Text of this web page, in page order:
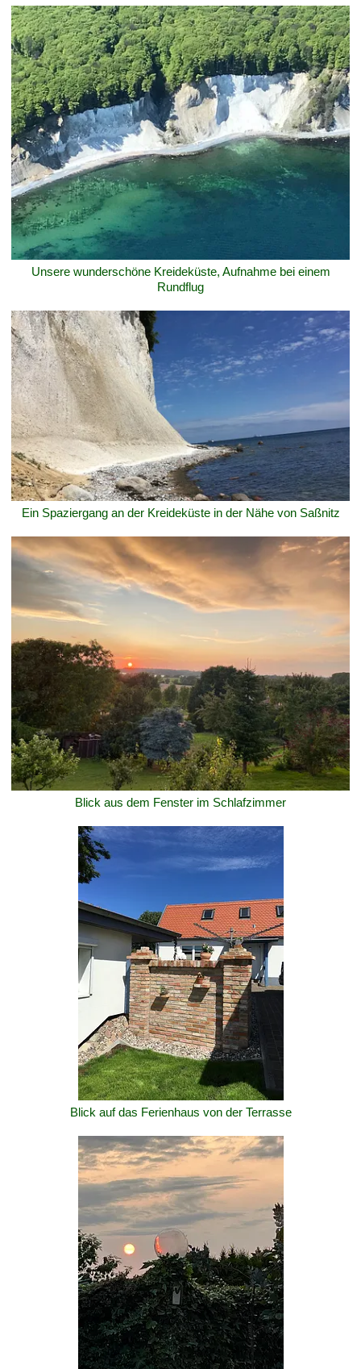
Unsere wunderschöne Kreideküste, Aufnahme bei einem
Rundflug
Ein Spaziergang an der Kreideküste in der Nähe von Saßnitz
Blick aus dem Fenster im Schlafzimmer
Blick auf das Ferienhaus von der Terrasse